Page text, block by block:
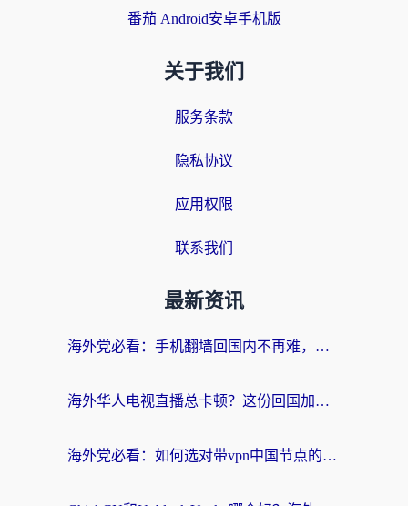
番茄 Android安卓手机版
关于我们
服务条款
隐私协议
应用权限
联系我们
最新资讯
海外党必看：手机翻墙回国内不再难，一篇搞定无缝访问国内资源指南
海外华人电视直播总卡顿？这份回国加速器选择指南帮你无缝看国内资源
海外党必看：如何选对带vpn中国节点的加速器？无缝访问国内资源全攻略